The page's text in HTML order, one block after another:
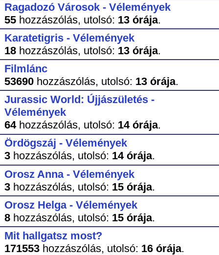
Ragadozó Városok - Vélemények
55hozzászólás, utolsó: 13 órája.
Karatetigris - Vélemények
18hozzászólás, utolsó: 13 órája.
Filmlánc
53690hozzászólás, utolsó: 13 órája.
Jurassic World: Újjászületés -
Vélemények
64hozzászólás, utolsó: 14 órája.
Ördögszáj - Vélemények
3hozzászólás, utolsó: 14 órája.
Orosz Anna - Vélemények
3hozzászólás, utolsó: 15 órája.
Orosz Helga - Vélemények
8hozzászólás, utolsó: 15 órája.
Mit hallgatsz most?
171553hozzászólás, utolsó: 16 órája.